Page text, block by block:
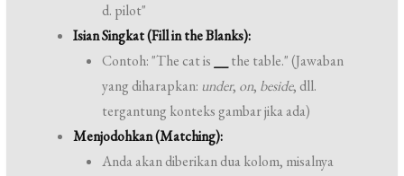
d. pilot"
Isian Singkat (Fill in the Blanks):
Contoh: "The cat is
the table." (Jawaban
yang diharapkan: under, on, beside, dll.
tergantung konteks gambar jika ada)
Menjodohkan (Matching):
Anda akan diberikan dua kolom, misalnya